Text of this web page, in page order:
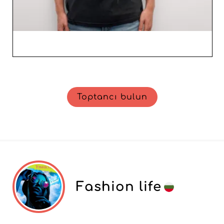
Toptancı bulun
Fashion life